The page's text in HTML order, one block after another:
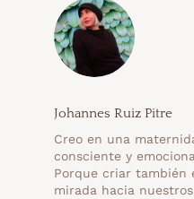
Johannes Ruiz Pitre
Creo en una
consciente y
Porque criar también
mirada hacia